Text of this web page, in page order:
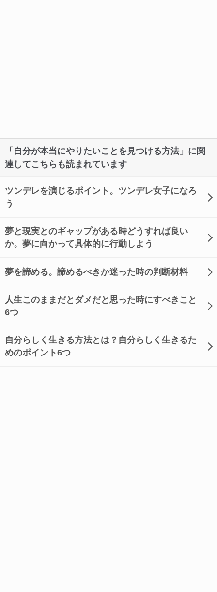
「自分が本当にやりたいことを見つける方法」に関
連してこちらも読まれています
ツンデレを演じるポイント。ツンデレ女子になろ
う
夢と現実とのギャップがある時どうすれば良い
か。夢に向かって具体的に行動しよう
夢を諦める。諦めるべきか迷った時の判断材料
人生このままだとダメだと思った時にすべきこと
6つ
自分らしく生きる方法とは？自分らしく生きるた
めのポイント6つ